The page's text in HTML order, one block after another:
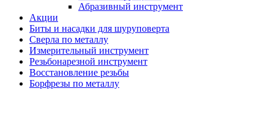
Абразивный инструмент
Акции
Биты и насадки для шуруповерта
Сверла по металлу
Измерительный инструмент
Резьбонарезной инструмент
Восстановление резьбы
Борфрезы по металлу